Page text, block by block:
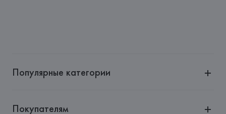
Популярные категории
Покупателям